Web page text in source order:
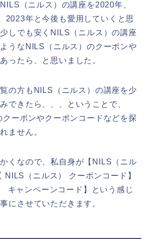
（ニルス）の講座を2020年、
2023年と今後も愛用していくと思
しでも安くNILS（ニルス）の講座
うなNILS（ニルス）のクーポンや
ったら、と思いました。
の方もNILS（ニルス）の講座を少
できたら、、、ということで、
ーポンやクーポンコードなどを探
ません。
くなので、私自身が【NILS（ニル
NILS（ニルス） クーポンコード】
キャンペーンコード】という感じ
にさせていただきます。